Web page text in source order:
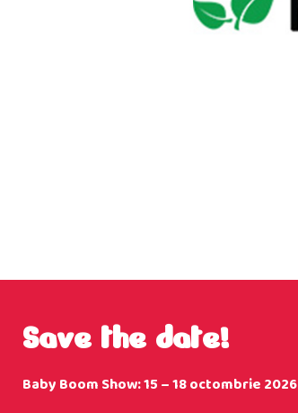
Save the date!
Baby Boom Show: 15 – 18 octombrie 2026